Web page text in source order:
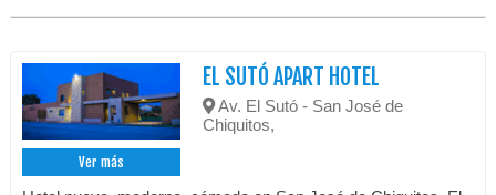
Ver más
EL SUTÓ APART HOTEL
Av. El Sutó - San José de
Chiquitos,